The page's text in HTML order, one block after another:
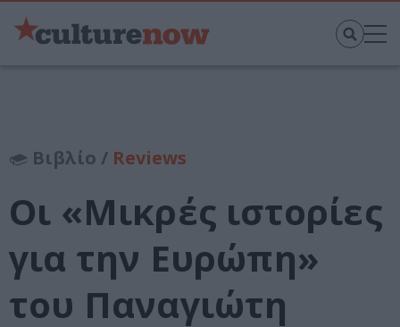
Βιβλίο / Reviews
Οι «Μικρές ιστορίες
για την Ευρώπη»
του Παναγιώτη